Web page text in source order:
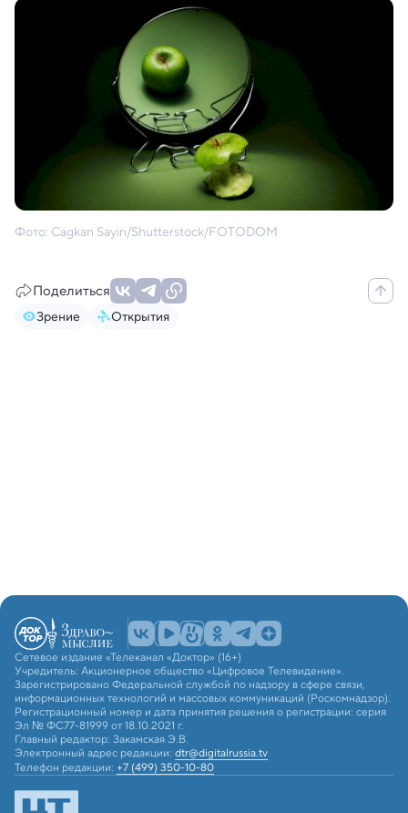
Фото: Cagkan Sayin/Shutterstock/FOTODOM
Поделиться
Зрение Открытия
Сетевое издание «Телеканал «Доктор» (16+)
Учредитель: Акционерное общество «Цифровое Телевидение».
Зарегистрировано Федеральной службой по надзору в сфере связи,
информационных технологий и массовых коммуникаций (Роскомнадзор).
Регистрационный номер и дата принятия решения о регистрации: серия
Эл № ФС77-81999 от 18.10.2021 г.
Главный редактор: Закамская Э.В.
Электронный адрес редакции: dtr@digitalrussia.tv
Телефон редакции: +7 (499) 350-10-80